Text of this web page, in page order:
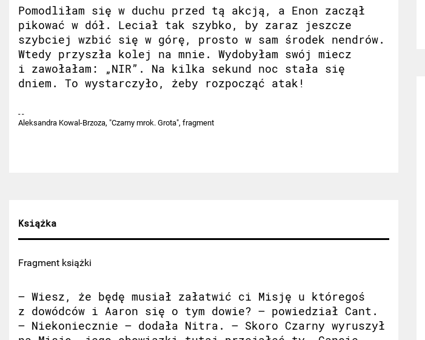
Pomodliłam się w duchu przed tą akcją, a Enon zaczął
pikować w dół. Leciał tak szybko, by zaraz jeszcze
szybciej wzbić się w górę, prosto w sam środek nendrów.
Wtedy przyszła kolej na mnie. Wydobyłam swój miecz
i zawołałam: „NIR”. Na kilka sekund noc stała się
dniem. To wystarczyło, żeby rozpocząć atak!
Aleksandra Kowal-Brzoza, "Czarny mrok. Grota", fragment
Książka
Fragment książki
– Wiesz, że będę musiał załatwić ci Misję u któregoś
z dowódców i Aaron się o tym dowie? – powiedział Cant.
– Niekoniecznie – dodała Nitra. – Skoro Czarny wyruszył